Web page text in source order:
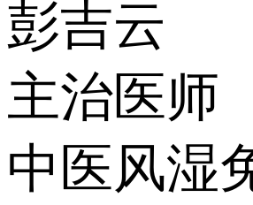
彭吉云
主治医师
中医风湿